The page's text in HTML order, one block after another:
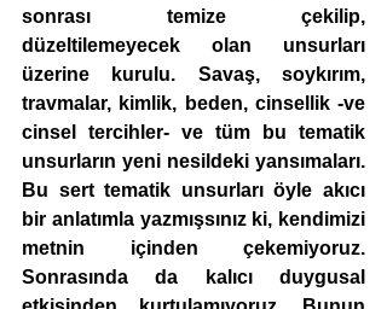
sonrası temize çekilip,
düzeltilemeyecek olan unsurları
üzerine kurulu. Savaş, soykırım,
travmalar, kimlik, beden, cinsellik -ve
cinsel tercihler- ve tüm bu tematik
unsurların yeni nesildeki yansımaları.
Bu sert tematik unsurları öyle akıcı
bir anlatımla yazmışsınız ki, kendimizi
metnin içinden çekemiyoruz.
Sonrasında da kalıcı duygusal